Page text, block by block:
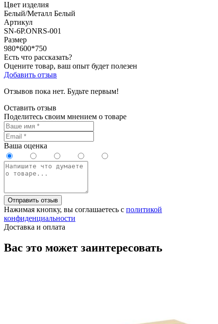
Цвет изделия
Белый/Металл Белый
Артикул
SN-6P.ONRS-001
Размер
980*600*750
Есть что рассказать?
Оцените товар, ваш опыт будет полезен
Добавить отзыв
Отзывов пока нет. Будьте первым!
Оставить отзыв
Поделитесь своим мнением о товаре
Ваша оценка
Отправить отзыв
Нажимая кнопку, вы соглашаетесь с политикой
конфиденциальности
Доставка и оплата
Вас это может заинтересовать